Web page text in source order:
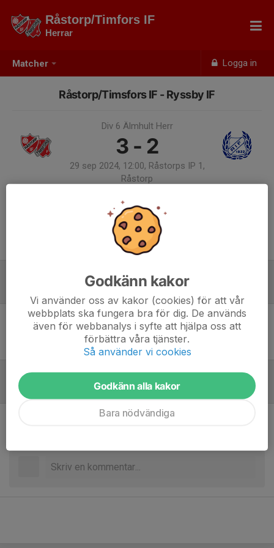
Matcher Logga in
Råstorp/Timfors IF
Herrar
Råstorp/Timsfors IF - Ryssby IF
Div 6 Älmhult Herr
3 - 2
29 sep 2024, 12:00, Råstorps IP 1,
Råstorp
Samling 11:00
Laguppställning
Ingen uppställning ifylld
Referat
Godkänn kakor
Vi använder oss av kakor (cookies) för att vår
webbplats ska fungera bra för dig. De används
även för webbanalys i syfte att hjälpa oss att
förbättra våra tjänster.
Så använder vi cookies
Godkänn alla kakor
Bara nödvändiga